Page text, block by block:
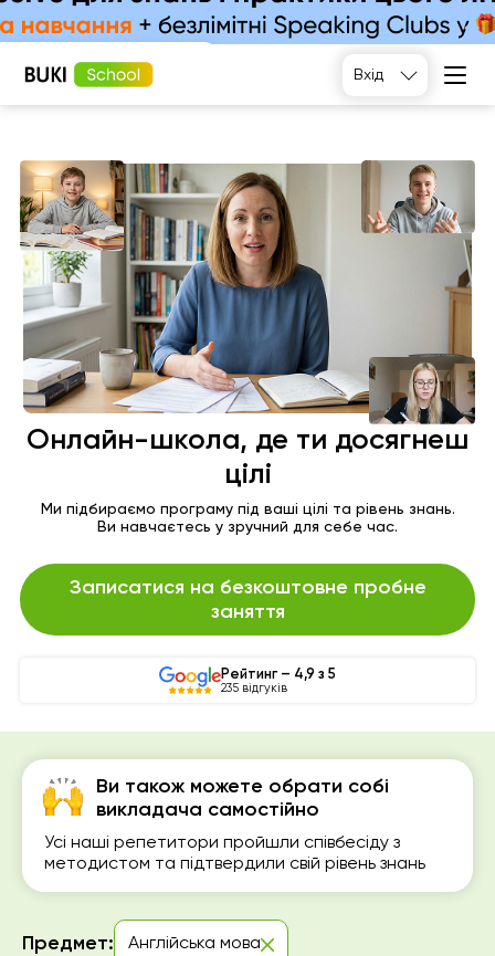
Вхід
Ви також можете обрати собі
викладача самостійно
Усі наші репетитори пройшли співбесіду з
методистом та підтвердили свій рівень знань
Предмет: Англійська мова
Онлайн-школа, де ти досягнеш
цілі
Ми підбираємо програму під ваші цілі та рівень знань.
Ви навчаєтесь у зручний для себе час.
Записатися на безкоштовне пробне
заняття
Рейтинг – 4,9 з 5
235 відгуків
Підібрати